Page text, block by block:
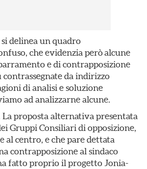
delinea un quadro
che evidenzia però alcune
e di contrapposizione
contrassegnate da indirizzo
di analisi e soluzione
ad analizzarne alcune.
La proposta alternativa presentata
Gruppi Consiliari di opposizione,
al centro, e che pare dettata
contrapposizione al sindaco
fatto proprio il progetto Jonia-